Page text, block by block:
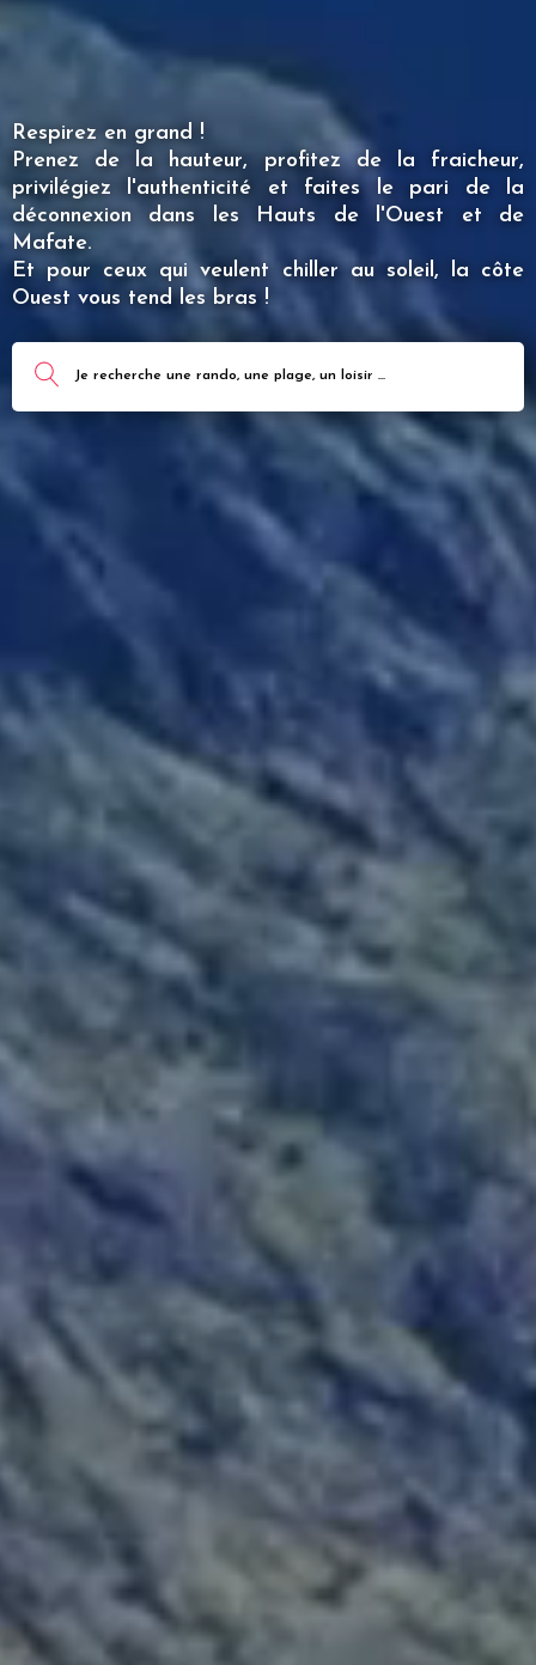
Respirez en grand !
Prenez de la hauteur, profitez de la fraicheur,
privilégiez l'authenticité et faites le pari de la
déconnexion dans les Hauts de l'Ouest et de
Mafate.
Et pour ceux qui veulent chiller au soleil, la côte
Ouest vous tend les bras !
Je recherche une rando, une plage, un loisir ...